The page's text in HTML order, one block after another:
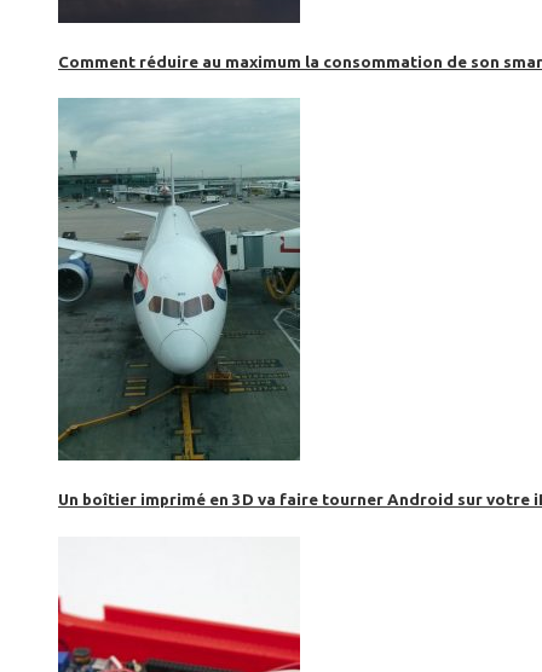
Comment réduire au maximum la consommation de son
Un boîtier imprimé en 3D va faire tourner Android sur votre